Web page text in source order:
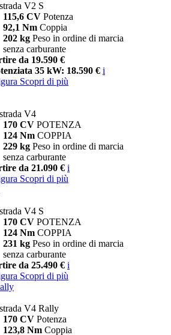
V2 S
115,6 CV Potenza
92,1 Nm Coppia
202 kg Peso in ordine di marcia
senza carburante
da 19.590 €
35 kW: 18.590 € i
Scopri di più
V4
170 CV POTENZA
124 Nm COPPIA
229 kg Peso in ordine di marcia
senza carburante
da 21.090 € i
Scopri di più
V4 S
170 CV POTENZA
124 Nm COPPIA
231 kg Peso in ordine di marcia
senza carburante
da 25.490 € i
Scopri di più
V4 Rally
170 CV Potenza
123,8 Nm Coppia